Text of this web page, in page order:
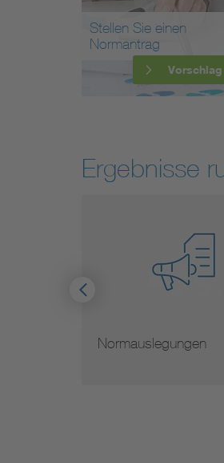
Stellen Sie einen
Normantrag
Ergebnisse
Hinweise zur